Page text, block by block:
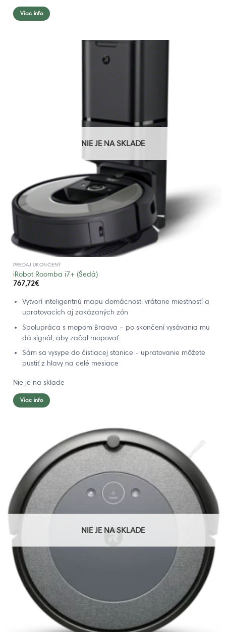
Viac info
NIE JE NA SKLADE
PREDAJ UKONČENÝ
iRobot Roomba i7+ (Šedá)
767,72€
Vytvorí inteligentnú mapu domácnosti vrátane miestností a
upratovacích aj zakázaných zón
Spolupráca s mopom Braava – po skončení vysávania mu
dá signál, aby začal mopovať.
Sám sa vysype do čistiacej stanice - upratovanie môžete
pustiť z hlavy na celé mesiace
Nie je na sklade
Viac info
NIE JE NA SKLADE